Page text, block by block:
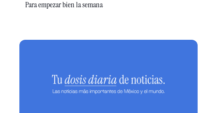
Para empezar bien la semana